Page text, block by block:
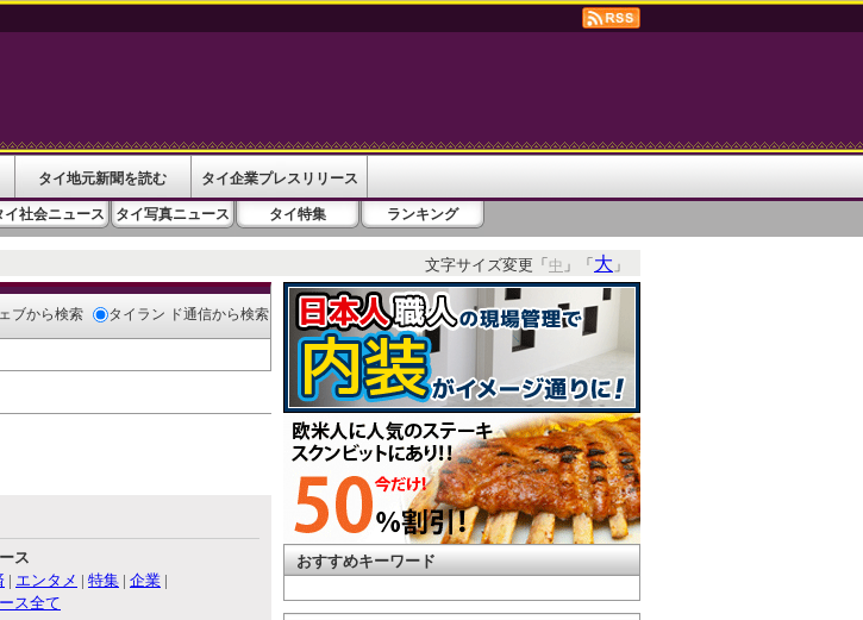
タイ地元新聞を読む タイ企業プレスリリース
イ社会ニュース タイ写真ニュース タイ特集 ランキング
文字サイズ変更「中 」「大 」
ブから検索 タイラン ド通信から検索
ス
| エンタメ | 特集 | 企業 |
ス全て
おすすめキーワード